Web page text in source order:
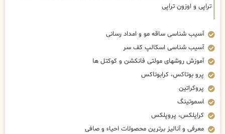
تراپی و اوزون تراپی
آسیب شناسی ساقه مو و امداد رسانی
آسیب شناسی اسکالپ کف سر
آموزش روشهای مولتی فانکشن و کوکتل ها
پرو بوتاکس، کرابوتاکس
پروکراتین
اسموتینگ
کراپلکس، پروپلکس
معرفی و آنالیز برترین محصولات احیاء و صافی